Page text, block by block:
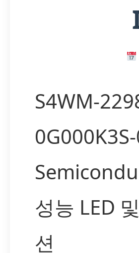
S4WM-
성능 LED
션